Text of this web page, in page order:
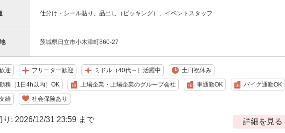
仕分け・シール貼り、品出し（ピッキング）、イベントスタッフ
茨城県日立市小木津町860-27
迎 フリーター歓迎 ミドル（40代～）活躍中 土日祝休み
務（1日4h以内）OK 上場企業・上場企業のグループ会社 車通勤OK バイク通勤OK
給 社会保険あり
り: 2026/12/31 23:59 まで 詳細を見る